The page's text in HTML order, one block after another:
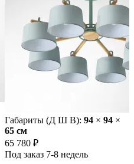
Габариты (Д Ш В): 94 × 94 ×
65 cм
65 780 ₽
Под заказ 7-8 недель